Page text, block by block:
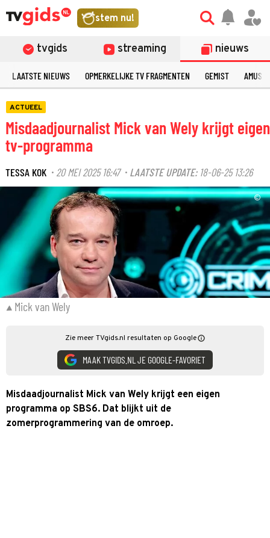
stem nu!
tvgids streaming nieuws
LAATSTE NIEUWS OPMERKELIJKE TV FRAGMENTEN GEMIST
ACTUEEL
Misdaadjournalist Mick van Wely krijgt eigen
tv-programma
TESSA KOK · 20 MEI 2025 16:47· LAATSTE UPDATE: 18-06-25 13:26
©
Mick van Wely
Zie meer TVgids.nl resultaten op Google
MAAK TVGIDS.NL JE GOOGLE-FAVORIET
Misdaadjournalist Mick van Wely krijgt een eigen
programma op SBS6. Dat blijkt uit de
zomerprogrammering van de omroep.